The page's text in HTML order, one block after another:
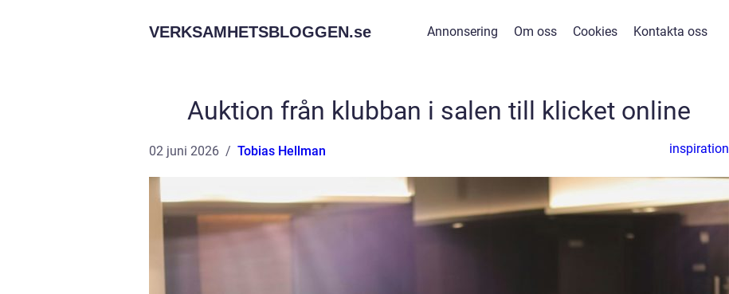
VERKSAMHETSBLOGGEN.se Annonsering Om oss Cookies Kontakta oss
Auktion från klubban i salen till klicket online
02 juni 2026 Tobias Hellman inspiration